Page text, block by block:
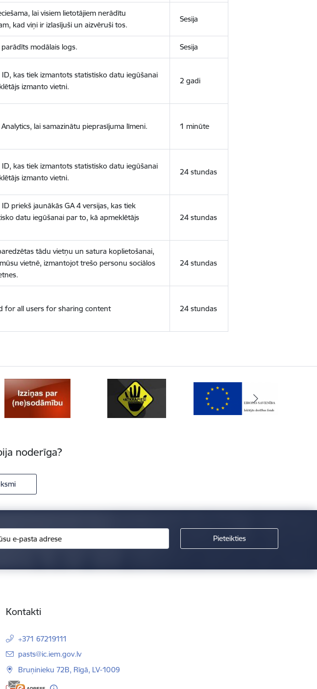
lai visiem lietotājiem nerādītu
kad viņi ir izlasījuši un aizvēruši tos.
Sesija
modālais logs. Sesija
kas tiek izmantots statistisko datu iegūšanai
izmanto vietni.
2 gadi
lai samazinātu pieprasījuma līmeni. 1 minūte
kas tiek izmantots statistisko datu iegūšanai
izmanto vietni.
24 stundas
priekš jaunākās GA 4 versijas, kas tiek
datu iegūšanai par to, kā apmeklētājs
24 stundas
tādu vietņu un satura koplietošanai,
vietnē, izmantojot trešo personu sociālos
24 stundas
for all users for sharing content 24 stundas
noderīga?
Kontakti
+371 67219111
E-pasts:
pasts@ic.iem.gov.lv
Bruņinieku 72B, Rīgā, LV-1009